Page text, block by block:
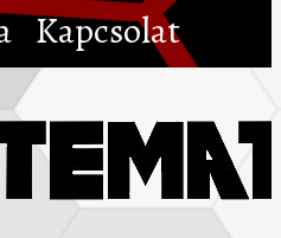
Kapcsolat